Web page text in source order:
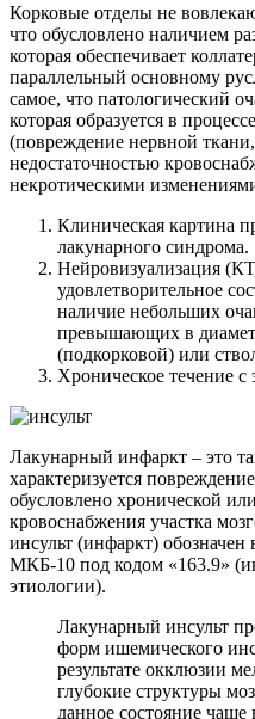
Корковые отделы не
что обусловлено наличием
которая обеспечивает
параллельный основному
самое, что патологический
которая образуется в
(повреждение нервной
недостаточностью
некротическими
Клиническая картина
лакунарного синдрома.
Нейровизуализация
удовлетворительное
наличие небольших
превышающих в
(подкорковой) или
Хроническое течение с
Лакунарный инфаркт – это
характеризуется
обусловлено хронической
кровоснабжения участка
инсульт (инфаркт) обозначен
МКБ-10 под кодом «163.9»
этиологии).
Лакунарный инсульт
форм ишемического
результате окклюзии
глубокие структуры
данное состояние чаще